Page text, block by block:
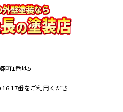
町1番地5
番をご利用くださ